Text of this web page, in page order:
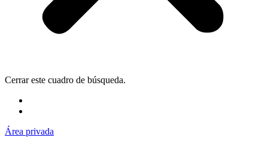
Cerrar este cuadro de búsqueda.
Área privada